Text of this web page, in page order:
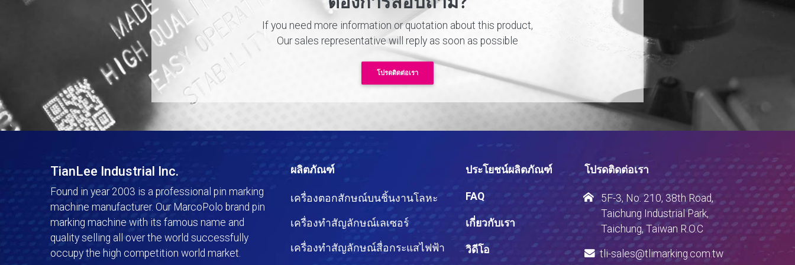
If you need more information or quotation about this product,
Our sales representative will reply as soon as possible
โปรดติดต่อเรา
TianLee Industrial Inc.
Found in year 2003 is a professional pin marking
machine manufacturer. Our MarcoPolo brand pin
marking machine with its famous name and
quality selling all over the world successfully
occupy the high competition world market.
ผลิตภัณฑ์
เครื่องตอกสักษณ์บนชิ้นงานโลหะ
เครื่องทำสัญลักษณ์เลเซอร์
เครื่องทำสัญลักษณ์สื่อกระแสไฟฟ้า
ประโยชน์ผลิตภัณฑ์
FAQ
เกี่ยวกับเรา
วิดีโอ
โปรดติดต่อเรา
5F-3, No. 210, 38th Road,
Taichung Industrial Park,
Taichung, Taiwan R.O.C
tli-sales@tlimarking.com.tw